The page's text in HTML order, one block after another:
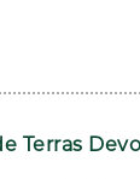
Terras